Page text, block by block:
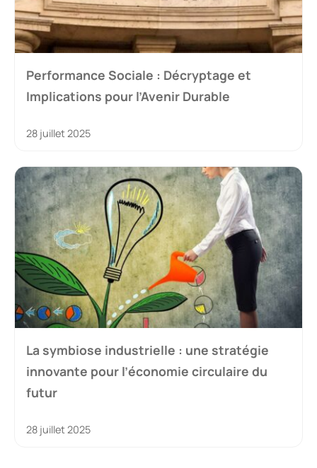
Performance Sociale : Décryptage et
Implications pour l’Avenir Durable
28 juillet 2025
La symbiose industrielle : une stratégie
innovante pour l’économie circulaire du
futur
28 juillet 2025